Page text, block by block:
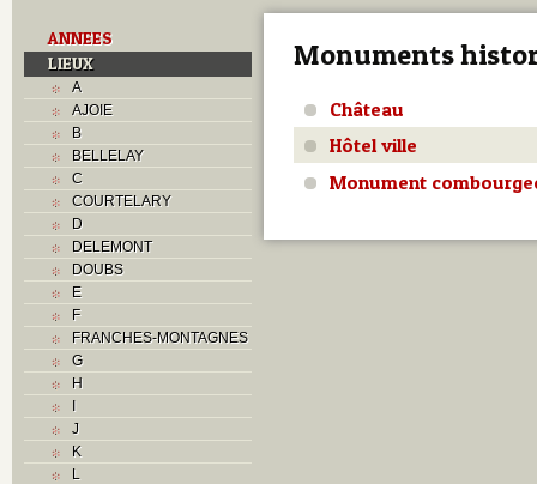
ANNEES
LIEUX
A
AJOIE
B
BELLELAY
C
COURTELARY
D
DELEMONT
DOUBS
E
F
FRANCHES-MONTAGNES
G
H
I
J
K
L
Monuments
Château
Hôtel ville
Monument